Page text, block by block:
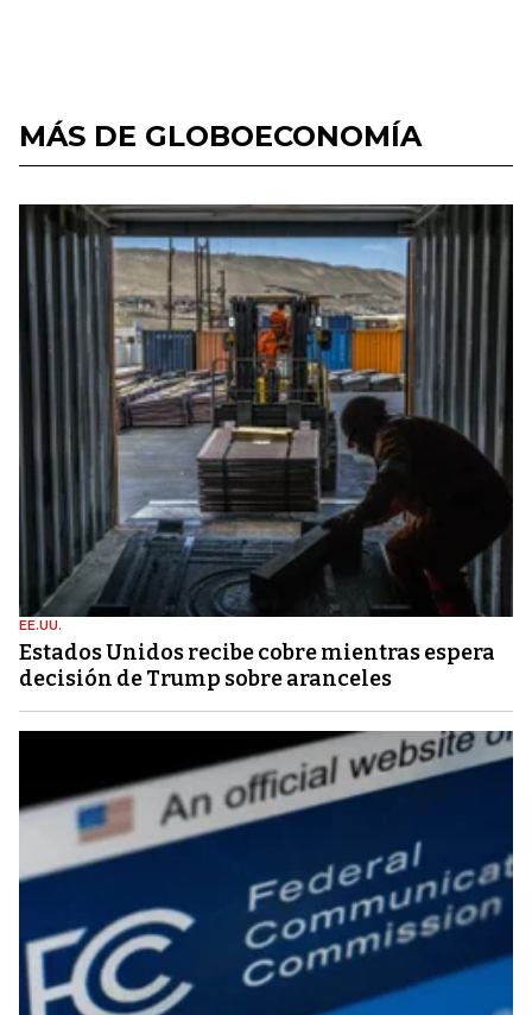
MÁS DE GLOBOECONOMÍA
EE.UU.
Estados Unidos recibe cobre mientras espera
decisión de Trump sobre aranceles